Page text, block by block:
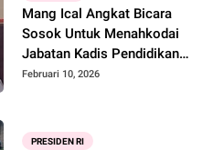
Mang Ical Angkat Bicara
Sosok Untuk Menahkodai
Jabatan Kadis Pendidikan
Lahat Dedi Supriadi dan
Februari 10, 2026
PRESIDEN RI